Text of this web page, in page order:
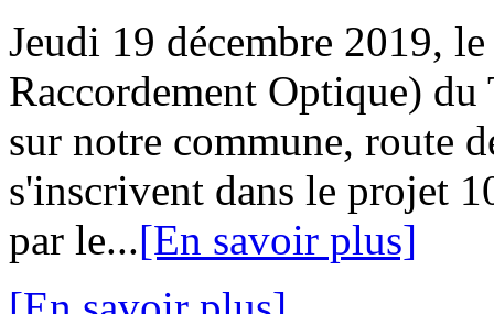
Jeudi 19 décembre 2019,
Raccordement Optique) du
sur notre commune, route
s'inscrivent dans le projet
par le...[En savoir plus]